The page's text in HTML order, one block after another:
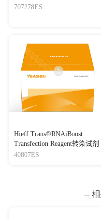
707278ES
Hieff Trans®RNAiBoost
Transfection Reagent转染试剂
40807ES
--